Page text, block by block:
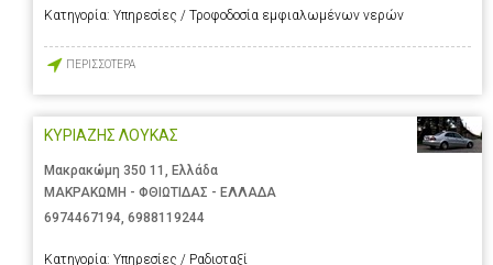
Κατηγορία: Υπηρεσίες / Τροφοδοσία εμφιαλωμένων νερών
ΠΕΡΙΣΣΟΤΕΡΑ
ΚΥΡΙΑΖΗΣ ΛΟΥΚΑΣ
Μακρακώμη 350 11, Ελλάδα
ΜΑΚΡΑΚΩΜΗ - ΦΘΙΩΤΙΔΑΣ - ΕΛΛΑΔΑ
6974467194 6988119244
Κατηγορία: Υπηρεσίες / Ραδιοταξί